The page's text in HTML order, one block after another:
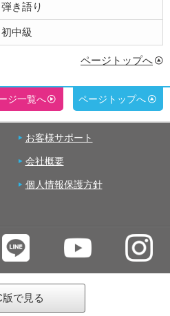
弾き語り
初中級
ページトップへ
ジ一覧へ ページトップへ
お客様サポート
会社概要
個人情報保護方針
版で見る